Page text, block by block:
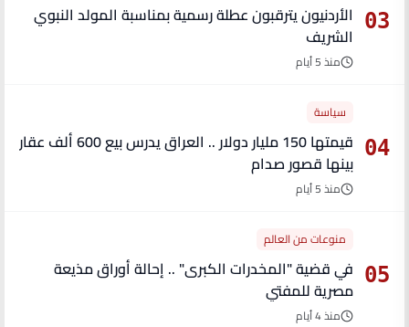
03 الأردنيون يترقبون عطلة رسمية بمناسبة المولد النبوي
الشريف
منذ 5 أيام
04
سياسة
قيمتها 150 مليار دولار .. العراق يدرس بيع 600 ألف عقار
بينها قصور صدام
منذ 5 أيام
05
منوعات من العالم
في قضية "المخدرات الكبرى" .. إحالة أوراق مذيعة
مصرية للمفتي
منذ 4 أيام